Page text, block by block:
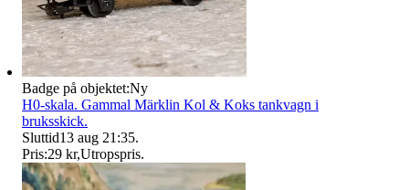
Badge på objektet:Ny
H0-skala. Gammal Märklin Kol & Koks tankvagn i
bruksskick.
Sluttid13 aug 21:35.
Pris:29 kr,Utropspris.